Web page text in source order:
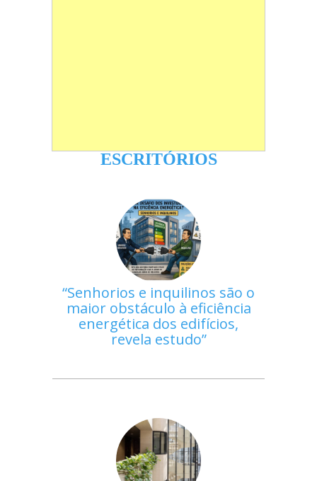
ESCRITÓRIOS
Senhorios e inquilinos são o
maior obstáculo à eficiência
energética dos edifícios,
revela estudo